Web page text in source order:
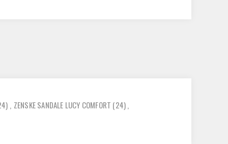
, ZENSKE SANDALE LUCY COMFORT (24),